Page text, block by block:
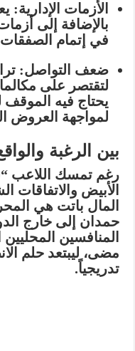
الأزمات الإدارية:
بالإضافة إلى
في إتمام
ضعف التواصل:
لتقتصر على
يحتاج فيه
لمواجهة العروض
بين الرغبة
رغم تمسك اللاعب
الأبيض والاتفاقات
المال باتت هي
حمدان إلى خارج
المنافسين
مضى، ليبتعد حلم
تدريجياً.